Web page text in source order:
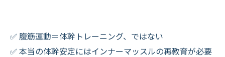
✅ 腹筋運動＝体幹トレーニング、ではない
✅ 本当の体幹安定にはインナーマッスルの再教育が必要